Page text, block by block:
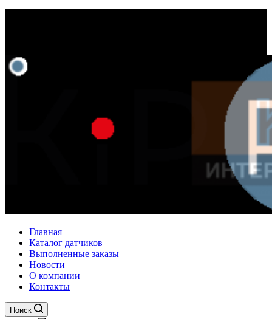
Главная
Каталог датчиков
Выполненные заказы
Новости
О компании
Контакты
Поиск